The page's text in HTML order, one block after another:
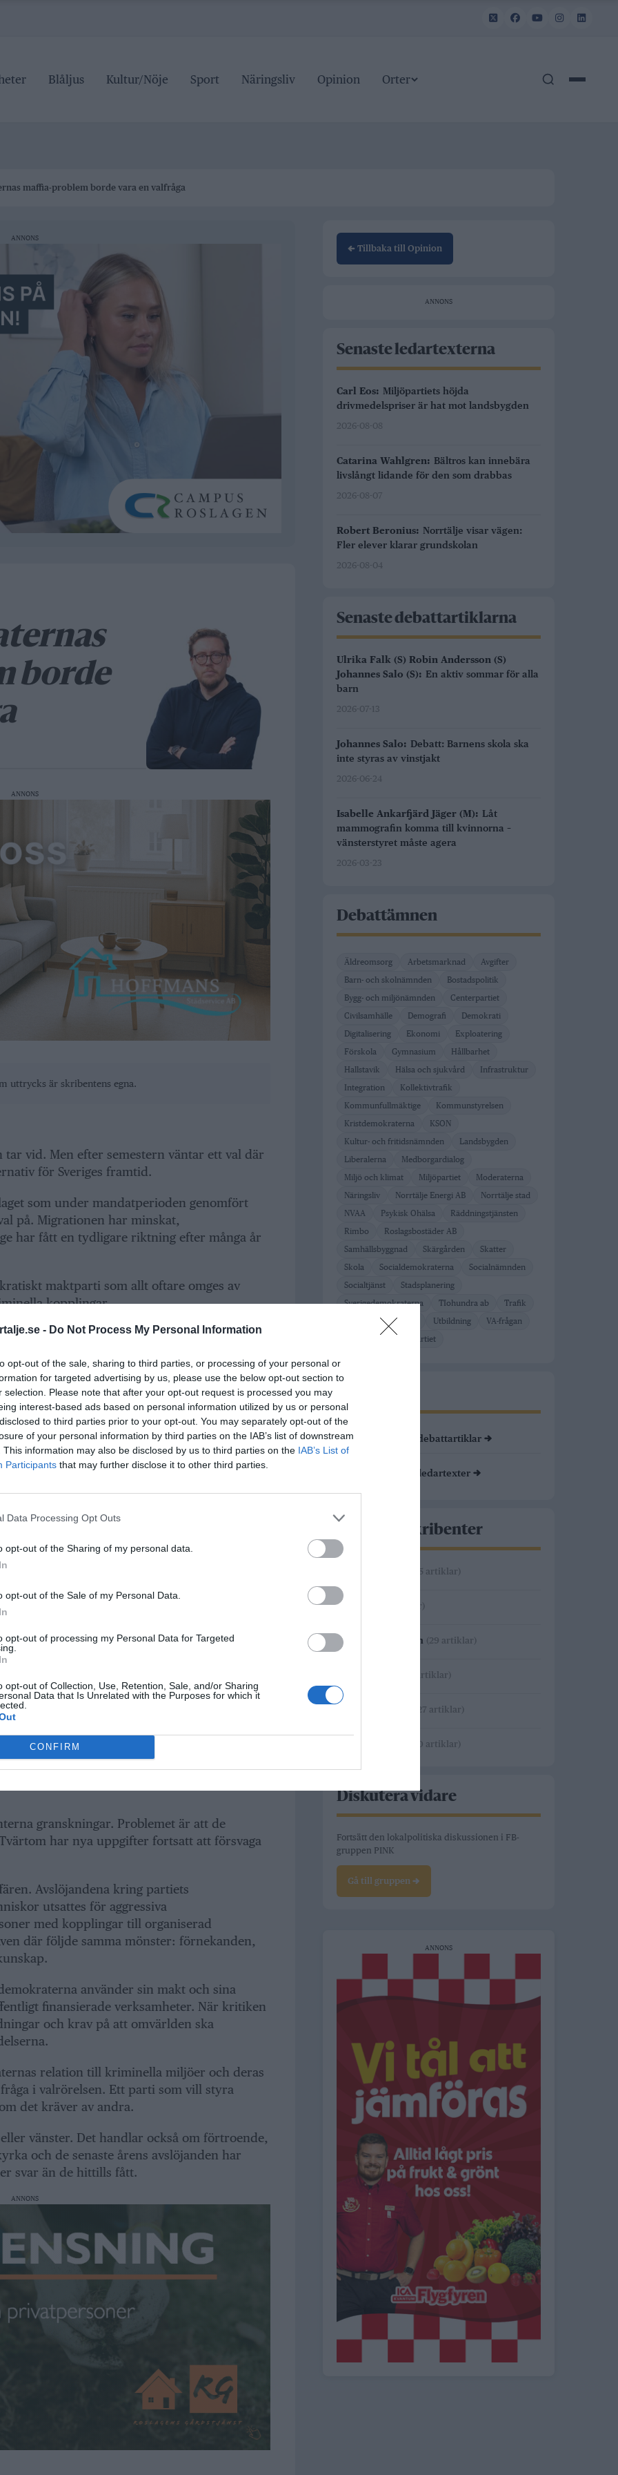
- Do Not Process My Personal Information
opt-out of the sale, sharing to third parties, or processing of your personal or
for targeted advertising by us, please use the below opt-out section to
selection. Please note that after your opt-out request is processed you may
interest-based ads based on personal information utilized by us or personal
to third parties prior to your opt-out. You may separately opt-out of the
of your personal information by third parties on the IAB’s list of downstream
This information may also be disclosed by us to third parties on the IAB’s List of
Participants that may further disclose it to other third parties.
Data Processing Opt Outs
opt-out of the Sharing of my personal data.
opt-out of the Sale of my Personal Data.
opt-out of processing my Personal Data for Targeted
opt-out of Collection, Use, Retention, Sale, and/or Sharing
Data that Is Unrelated with the Purposes for which it
CONFIRM
Blåljus Kultur/Nöje Sport Näringsliv Opinion Orter
maffia-problem borde vara en valfråga
ANNONS
borde
ANNONS
uttrycks är skribentens egna.
vid. Men efter semestern väntar ett val där
för Sveriges framtid.
som under mandatperioden genomfört
på. Migrationen har minskat,
har fått en tydligare riktning efter många år
maktparti som allt oftare omges av
kopplingar.
ANNONS
problemet. Under lång tid avfärdades
miljöer, offentligt finansierade
som politiska angrepp.
grov kriminalitet deltog i det
i Botkyrka 2023.
Ebba Östlin stänga verksamheter efter
hon makten och utsattes dessutom
att hävda att det saknas belägg för
granskningar. Problemet är att de
har nya uppgifter fortsatt att försvaga
Avslöjandena kring partiets
utsattes för aggressiva
med kopplingar till organiserad
där följde samma mönster: förnekanden,
använder sin makt och sina
finansierade verksamheter. När kritiken
och krav på att omvärlden ska
relation till kriminella miljöer och deras
i valrörelsen. Ett parti som vill styra
det kräver av andra.
vänster. Det handlar också om förtroende,
och de senaste årens avslöjanden har
svar än de hittills fått.
ANNONS
← Tillbaka till Opinion
ANNONS
Senaste ledartexterna
Carl Eos: Miljöpartiets höjda
drivmedelspriser är hat mot landsbygden
2026-08-08
Catarina Wahlgren: Bältros kan innebära
livslångt lidande för den som drabbas
2026-08-07
Robert Beronius: Norrtälje visar vägen:
Fler elever klarar grundskolan
2026-08-04
Senaste debattartiklarna
Ulrika Falk (S) Robin Andersson (S)
Johannes Salo (S): En aktiv sommar för alla
barn
2026-07-13
Johannes Salo: Debatt: Barnens skola ska
inte styras av vinstjakt
2026-06-24
Isabelle Ankarfjärd Jäger (M): Låt
mammografin komma till kvinnorna –
vänsterstyret måste agera
2026-03-23
Debattämnen
Äldreomsorg Arbetsmarknad
Avgifter
Barn- och skolnämnden
Bostadspolitik
Bygg- och miljönämnden
Centerpartiet
Civilsamhälle
Demografi
Demokrati
Digitalisering
Ekonomi
Exploatering
Förskola
Gymnasium
Hållbarhet
Hallstavik
Hälsa och sjukvård
Infrastruktur
Integration
Kollektivtrafik
Kommunfullmäktige
Kommunstyrelsen
Kristdemokraterna
KSON
Kultur- och fritidsnämnden
Landsbygden
Liberalerna
Medborgardialog
Miljö och klimat
Miljöpartiet
Moderaterna
Näringsliv
Norrtälje Energi AB
Norrtälje stad
NVAA
Psykisk Ohälsa
Räddningstjänsten
Rimbo
Roslagsbostäder AB
Samhällsbyggnad
Skärgården
Skatter
Skola
Socialdemokraterna
Socialnämnden
Socialtjänst
Stadsplanering
Sverigedemokraterna
TIohundra ab
Trafik
Turism Utbildning
VA-frågan
Vänsterpartiet
DEBATT Läs alla debattartiklar →
Läs alla ledartexter →
Alla ledarskribenter
(5 artiklar)
Carl Eos (21 artiklar)
Catarina Wahlgren (29 artiklar)
(5 artiklar)
(27 artiklar)
(10 artiklar)
Diskutera vidare
Fortsätt den lokalpolitiska diskussionen i FB-
gruppen PINK
Gå till gruppen →
ANNONS